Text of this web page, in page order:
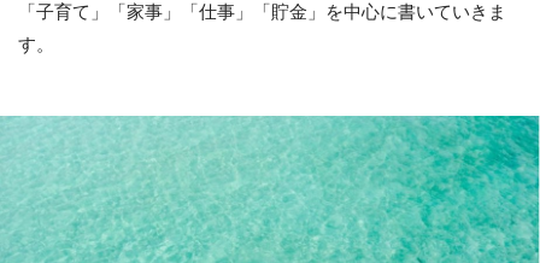
「子育て」「家事」「仕事」「貯金」を中心に書いていきま
す。